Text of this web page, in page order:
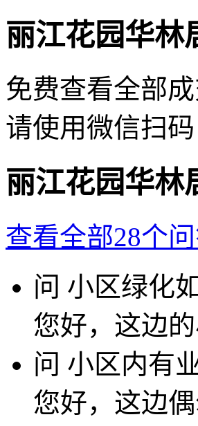
丽江花园华林
免费查看全部
请使用微信扫码
丽江花园华林
查看全部28个
问 小区绿化
您好，这边
问 小区内有
您好，这边